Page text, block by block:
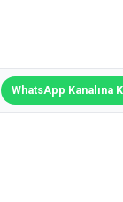
WhatsApp Kanalına